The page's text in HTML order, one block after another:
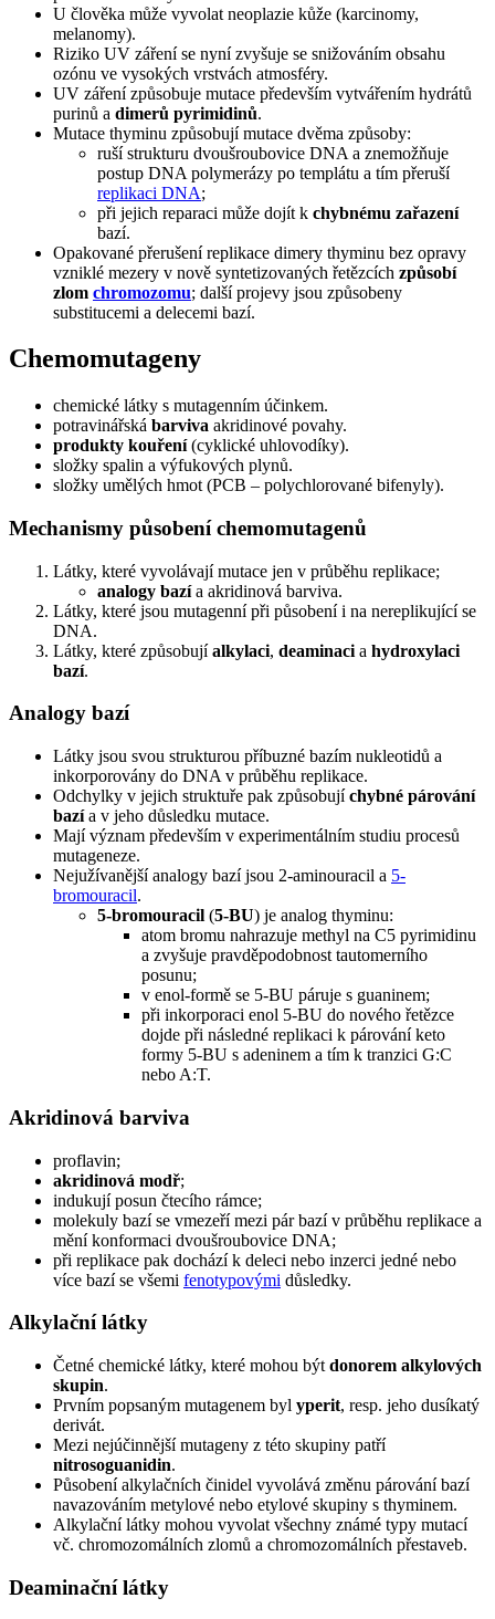
U člověka může vyvolat neoplazie kůže (karcinomy,
melanomy).
Riziko UV záření se nyní zvyšuje se snižováním obsahu
ozónu ve vysokých vrstvách atmosféry.
UV záření způsobuje mutace především vytvářením hydrátů
purinů a dimerů pyrimidinů.
Mutace thyminu způsobují mutace dvěma způsoby:
ruší strukturu dvoušroubovice DNA a znemožňuje
postup DNA polymerázy po templátu a tím přeruší
replikaci DNA;
při jejich reparaci může dojít k chybnému zařazení
bazí.
Opakované přerušení replikace dimery thyminu bez opravy
vzniklé mezery v nově syntetizovaných řetězcích způsobí
zlom chromozomu; další projevy jsou způsobeny
substitucemi a delecemi bazí.
Chemomutageny
chemické látky s mutagenním účinkem.
potravinářská barviva akridinové povahy.
produkty kouření(cyklické uhlovodíky).
složky spalin a výfukových plynů.
složky umělých hmot (PCB – polychlorované bifenyly).
Mechanismy působení chemomutagenů
Látky, které vyvolávají mutace jen v průběhu replikace;
analogy bazía akridinová barviva.
Látky, které jsou mutagenní při působení i na nereplikující se
DNA.
Látky, které způsobujíalkylaci, deaminaci a hydroxylaci
bazí.
Analogy bazí
Látky jsou svou strukturou příbuzné bazím nukleotidů a
inkorporovány do DNA v průběhu replikace.
Odchylky v jejich struktuře pak způsobujíchybné párování
bazía v jeho důsledku mutace.
Mají význam především v experimentálním studiu procesů
mutageneze.
Nejužívanější analogy bazí jsou 2-aminouracil a 5-
bromouracil.
5-bromouracil (5-BU) je analog thyminu:
atom bromu nahrazuje methyl na C5 pyrimidinu
a zvyšuje pravděpodobnost tautomerního
posunu;
v enol-formě se 5-BU páruje s guaninem;
při inkorporaci enol 5-BU do nového řetězce
dojde při následné replikaci k párování keto
formy 5-BU s adeninem a tím k tranzici G:C
nebo A:T.
Akridinová barviva
proflavin;
akridinová modř;
indukují posun čtecího rámce;
molekuly bazí se vmezeří mezi pár bazí v průběhu replikace a
mění konformaci dvoušroubovice DNA;
při replikace pak dochází k deleci nebo inzerci jedné nebo
více bazí se všemi fenotypovými důsledky.
Alkylační látky
Četné chemické látky, které mohou být donorem alkylových
skupin.
Prvním popsaným mutagenem byl yperit, resp. jeho dusíkatý
derivát.
Mezi nejúčinnější mutageny z této skupiny patří
nitrosoguanidin.
Působení alkylačních činidel vyvolává změnu párování bazí
navazováním metylové nebo etylové skupiny s thyminem.
Alkylační látky mohou vyvolat všechny známé typy mutací
vč. chromozomálních zlomů a chromozomálních přestaveb.
Deaminační látky